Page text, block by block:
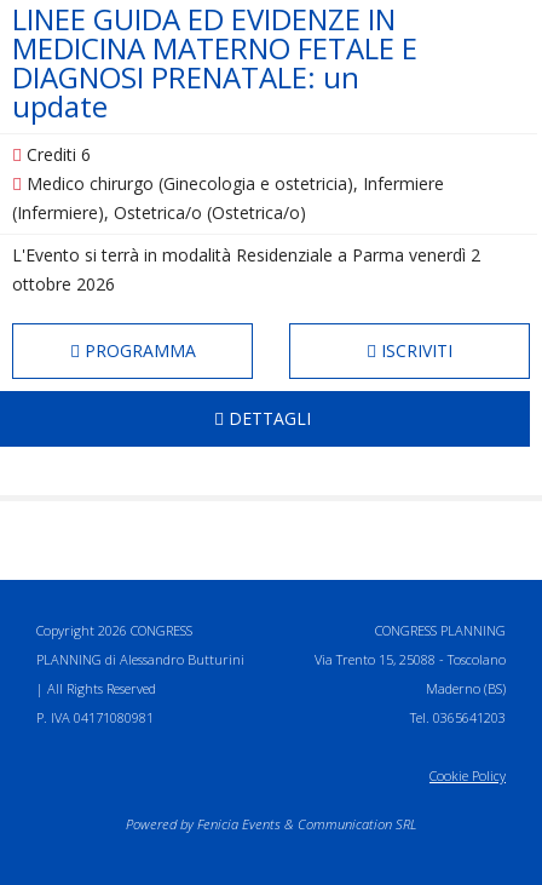
LINEE GUIDA ED EVIDENZE IN
MEDICINA MATERNO FETALE E
DIAGNOSI PRENATALE: un
update
Crediti 6
Medico chirurgo (Ginecologia e ostetricia), Infermiere
(Infermiere), Ostetrica/o (Ostetrica/o)
L'Evento si terrà in modalità Residenziale a Parma venerdì 2
ottobre 2026
PROGRAMMA ISCRIVITI
DETTAGLI
Copyright 2026 CONGRESS
PLANNING di Alessandro Butturini
| All Rights Reserved
P. IVA 04171080981
CONGRESS PLANNING
Via Trento 15, 25088 - Toscolano
Maderno (BS)
Tel. 0365641203
Cookie Policy
Powered byFenicia Events & Communication SRL